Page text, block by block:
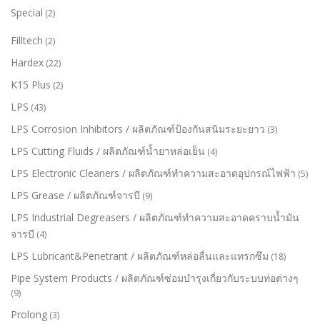
Special (2)
Filltech (2)
Hardex (22)
K15 Plus (2)
LPS (43)
LPS Corrosion Inhibitors / ผลิตภัณฑ์ป้องกันสนิมระยะยาว (3)
LPS Cutting Fluids / ผลิตภัณฑ์น้ำยาหล่อเย็น (4)
LPS Electronic Cleaners / ผลิตภัณฑ์ทำความสะอาดอุปกรณ์ไฟฟ้า (5)
LPS Grease / ผลิตภัณฑ์จารบี (9)
LPS Industrial Degreasers / ผลิตภัณฑ์ทำความสะอาดคราบน้ำมัน
จารบี (4)
LPS Lubricant&Penetrant / ผลิตภัณฑ์หล่อลื่นและแทรกซึม (18)
Pipe System Products / ผลิตภัณฑ์ซ่อมบำรุงเกี่ยวกับระบบท่อต่างๆ
(9)
Prolong (3)